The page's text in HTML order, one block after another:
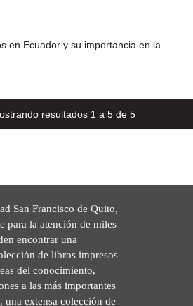
en Ecuador y su importancia en la
resultados 1 a 5 de 5
San Francisco de Quito,
para la atención de miles
encontrar una
de libros impresos
del conocimiento,
a las más importantes
una extensa colección de